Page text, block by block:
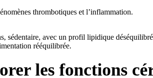
thrombotiques et l’inflammation.
sédentaire, avec un profil lipidique
rééquilibrée.
les fonctions